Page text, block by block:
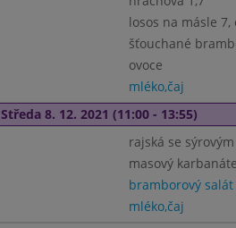
losos na másle
šťouchané
ovoce
mléko,čaj
Středa 8. 12. 2021 (11:00 - 13:55)
rajská se
masový
bramborový salát
mléko,čaj